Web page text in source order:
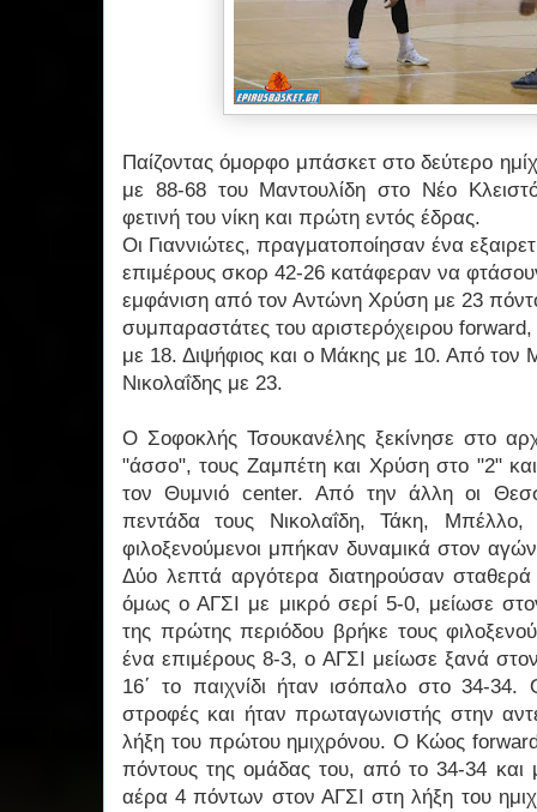
Παίζοντας όμορφο μπάσκετ στο δεύτερο
με 88-68 του Μαντουλίδη στο Νέο
φετινή του νίκη και πρώτη εντός έδρας.
Οι Γιαννιώτες, πραγματοποίησαν ένα
επιμέρους σκορ 42-26 κατάφεραν να
εμφάνιση από τον Αντώνη Χρύση με 23
συμπαραστάτες του αριστερόχειρου
με 18. Διψήφιος και ο Μάκης με 10. Από τον
Νικολαΐδης με 23.
Ο Σοφοκλής Τσουκανέλης ξεκίνησε στο
"άσσο", τους Ζαμπέτη και Χρύση στο "2"
τον Θυμνιό center. Από την άλλη οι
πεντάδα τους Νικολαΐδη, Τάκη,
φιλοξενούμενοι μπήκαν δυναμικά στον
Δύο λεπτά αργότερα διατηρούσαν
όμως ο ΑΓΣΙ με μικρό σερί 5-0, μείωσε
της πρώτης περιόδου βρήκε τους
ένα επιμέρους 8-3, ο ΑΓΣΙ μείωσε ξανά
16΄ το παιχνίδι ήταν ισόπαλο στο 34-
στροφές και ήταν πρωταγωνιστής στην
λήξη του πρώτου ημιχρόνου. Ο Κώος
πόντους της ομάδας του, από το 34-34
αέρα 4 πόντων στον ΑΓΣΙ στη λήξη του